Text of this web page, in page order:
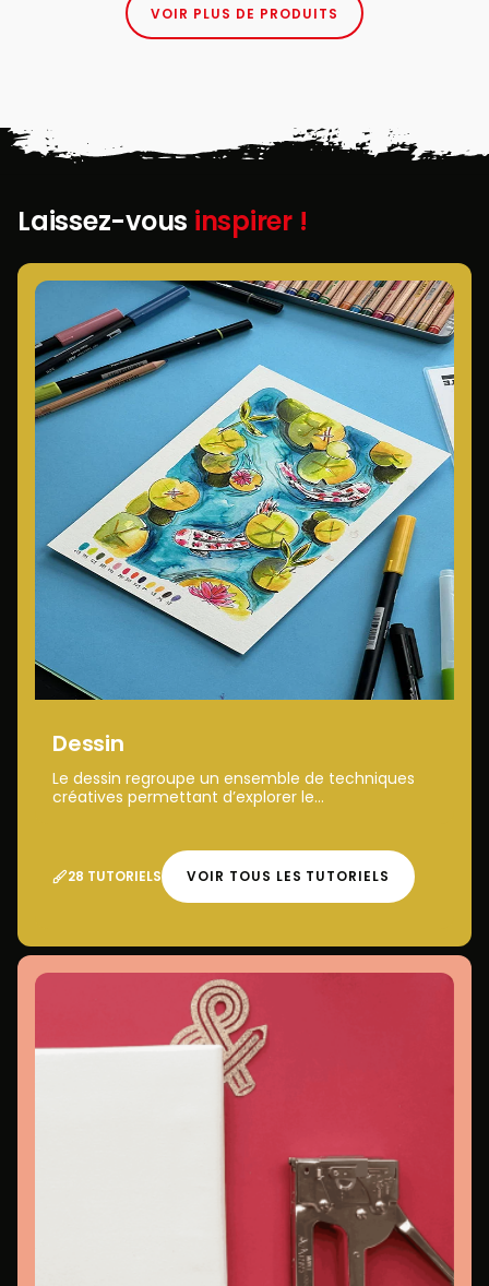
VOIR PLUS DE PRODUITS
Laissez-vous inspirer !
Dessin
Le dessin regroupe un ensemble de techniques
créatives permettant d’explorer le...
28 TUTORIELS VOIR TOUS LES TUTORIELS